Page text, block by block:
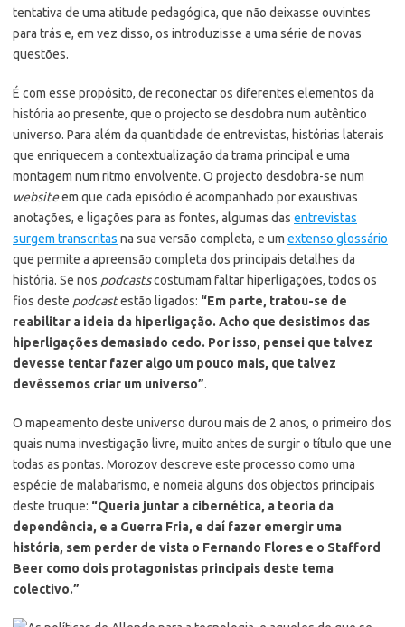
tentativa de uma atitude pedagógica, que não deixasse ouvintes
para trás e, em vez disso, os introduzisse a uma série de novas
questões.
É com esse propósito, de reconectar os diferentes elementos da
história ao presente, que o projecto se desdobra num autêntico
universo. Para além da quantidade de entrevistas, histórias laterais
que enriquecem a contextualização da trama principal e uma
montagem num ritmo envolvente. O projecto desdobra-se num
websiteem que cada episódio é acompanhado por exaustivas
anotações, e ligações para as fontes, algumas das entrevistas
surgem transcritas na sua versão completa, e um extenso glossário
que permite a apreensão completa dos principais detalhes da
história. Se nos podcastscostumam faltar hiperligações, todos os
fios deste podcastestão ligados: “Em parte, tratou-se de
reabilitar a ideia da hiperligação. Acho que desistimos das
hiperligações demasiado cedo. Por isso, pensei que talvez
devesse tentar fazer algo um pouco mais, que talvez
devêssemos criar um universo”.
O mapeamento deste universo durou mais de 2 anos, o primeiro dos
quais numa investigação livre, muito antes de surgir o título que une
todas as pontas. Morozov descreve este processo como uma
espécie de malabarismo, e nomeia alguns dos objectos principais
deste truque: “Queria juntar a cibernética, a teoria da
dependência, e a Guerra Fria, e daí fazer emergir uma
história, sem perder de vista o Fernando Flores e o Stafford
Beer como dois protagonistas principais deste tema
colectivo.”